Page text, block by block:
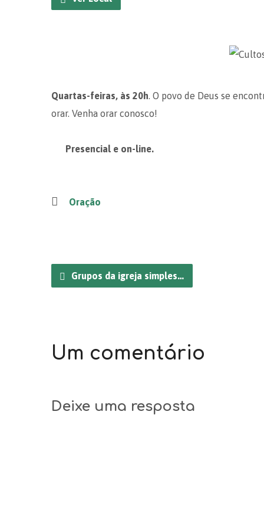
Quartas-feiras, às 20h. O povo de Deus se
orar. Venha orar conosco!
Presencial e on-line.
Oração
Grupos da igreja simples…
Um comentário
Deixe uma resposta